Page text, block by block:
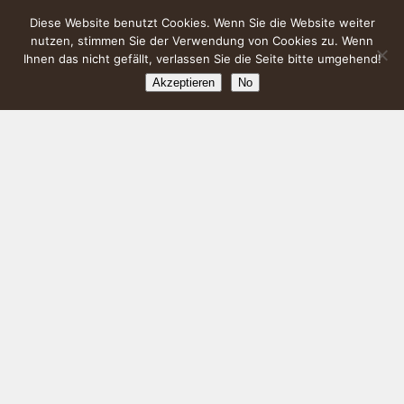
Diese Website benutzt Cookies. Wenn Sie die Website weiter
nutzen, stimmen Sie der Verwendung von Cookies zu. Wenn
Ihnen das nicht gefällt, verlassen Sie die Seite bitte umgehend!
Akzeptieren No